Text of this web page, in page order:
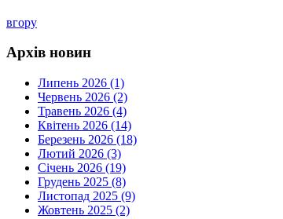
вгору
Архів новин
Липень 2026 (1)
Червень 2026 (2)
Травень 2026 (4)
Квітень 2026 (14)
Березень 2026 (18)
Лютий 2026 (3)
Січень 2026 (19)
Грудень 2025 (8)
Листопад 2025 (9)
Жовтень 2025 (2)